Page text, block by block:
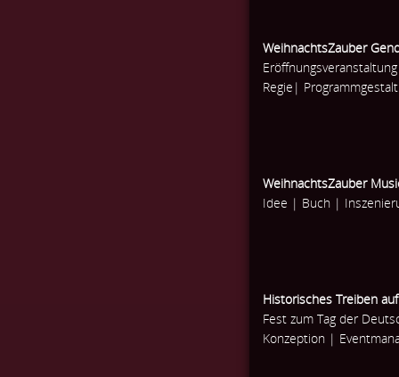
WeihnachtsZauber
Regie|
WeihnachtsZauber
Idee | Buch |
Historisches Treiben
Fest zum Tag der
Konzeption |